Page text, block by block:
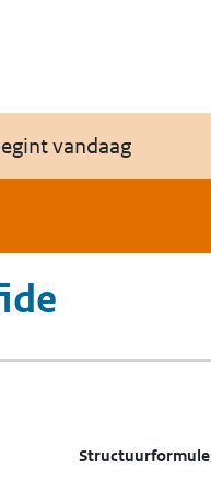
vandaag
nummer)
Structuurformule